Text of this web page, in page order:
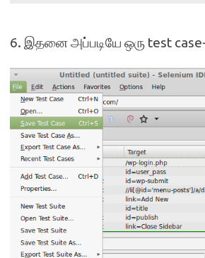
6. இதனை அப்படியே ஒரு test